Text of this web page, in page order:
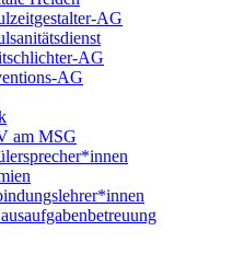
AG
AG
AG
am MSG